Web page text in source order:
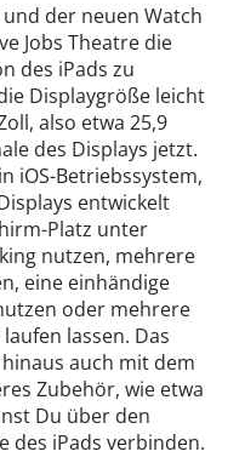
der neuen Watch
Jobs Theatre die
des iPads zu
Displaygröße leicht
also etwa 25,9
des Displays jetzt.
iOS-Betriebssystem,
entwickelt
Platz unter
nutzen, mehrere
eine einhändige
oder mehrere
lassen. Das
auch mit dem
Zubehör, wie etwa
Du über den
des iPads verbinden.